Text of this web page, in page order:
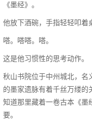
《墨经》。
他放下酒碗，手指轻轻叩着
嗒。嗒嗒。嗒。
这是他习惯性的思考动作。
秋山书院位于中州城北，名
的墨家遗脉有着千丝万缕的
知道那里藏着一卷古本《墨
要。